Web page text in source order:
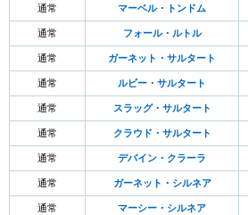
通常 マーベル・トンドム
通常 フォール・ルトル
通常 ガーネット・サルタート
通常 ルビー・サルタート
通常 スラッグ・サルタート
通常 クラウド・サルタート
通常 デバイン・クラーラ
通常 ガーネット・シルネア
通常 マーシー・シルネア